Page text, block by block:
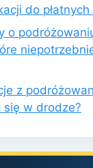
do płatnych
o
z
się w drodze?